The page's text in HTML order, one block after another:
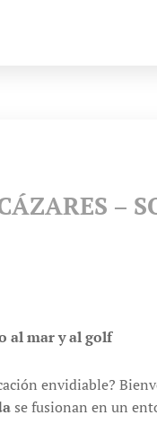
–
al mar y al golf
envidiable?
se fusionan en un